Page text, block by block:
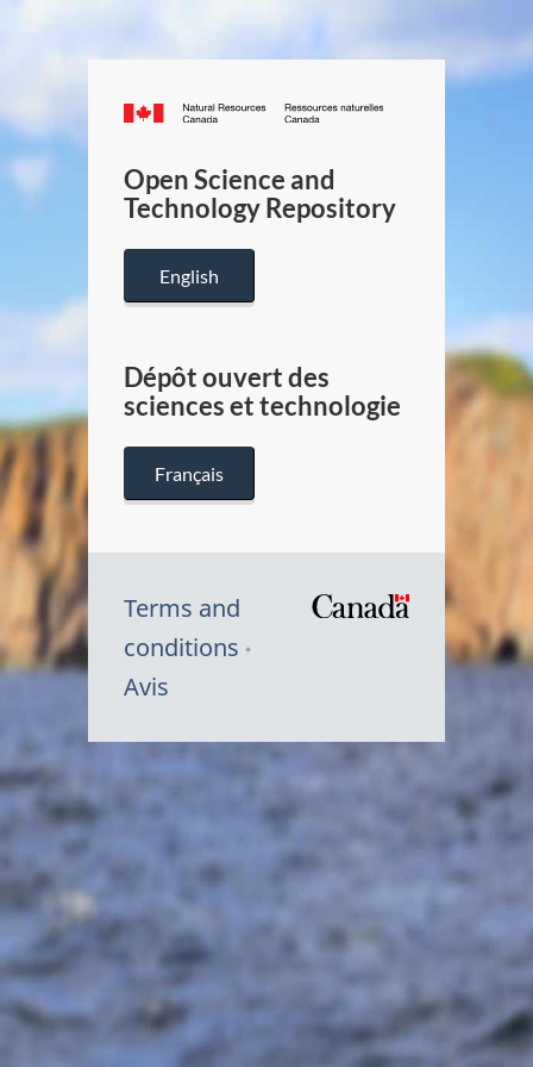
Canada.ca
/
Canada
Open Science and
Technology Repository
English
Dépôt ouvert des
sciences et technologie
Français
Terms and
conditions
Avis
Symbole
Canada